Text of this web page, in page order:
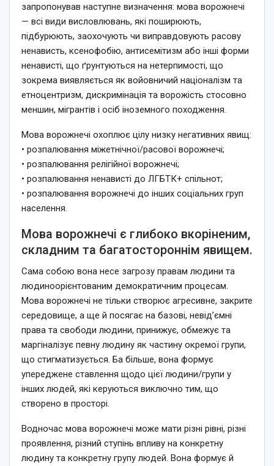
запропонував наступне визначення: мова ворожнечі
— всі види висловлювань, які поширюють,
підбурюють, заохочують чи виправдовують расову
ненависть, ксенофобію, антисемітизм або інші форми
ненависті, що ґрунтуються на нетерпимості, що
зокрема виявляється як войовничий націоналізм та
етноцентризм, дискримінація та ворожість стосовно
меншин, мігрантів і осіб іноземного походження.
Мова ворожнечі охоплює цілу низку негативних явищ:
• розпалювання міжетнічної/расової ворожнечі;
• розпалювання релігійної ворожнечі;
• розпалювання ненависті до ЛГБТК+ спільнот;
• розпалювання ворожнечі до інших соціальних груп
населення.
Мова ворожнечі є глибоко вкоріненим,
складним та багатостороннім явищем.
Сама собою вона несе загрозу правам людини та
людиноорієнтованим демократичним процесам.
Мова ворожнечі не тільки створює агресивне, закрите
середовище, а ще й посягає на базові, невід’ємні
права та свободи людини, принижує, обмежує та
маргіналізує певну людину як частину окремої групи,
що стигматизується. Ба більше, вона формує
упереджене ставлення щодо цієї людини/групи у
інших людей, які керуються виключно тим, що
створено в просторі.
Водночас мова ворожнечі може мати різні рівні, різні
проявлення, різний ступінь впливу на конкретну
людину та конкретну групу людей. Вона формує й